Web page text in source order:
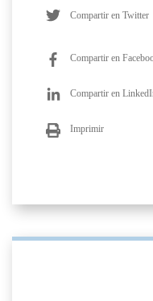
Compartir en Twitter
Compartir en
Compartir en
Imprimir